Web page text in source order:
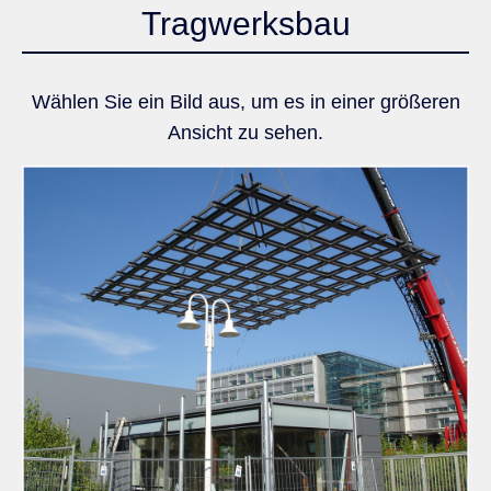
Tragwerksbau
Wählen Sie ein Bild aus, um es in einer größeren
Ansicht zu sehen.